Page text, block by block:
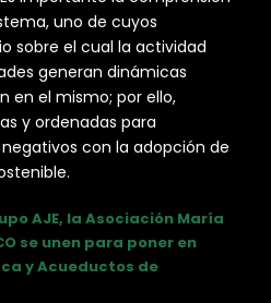
uno de cuyos
sobre el cual la actividad
generan dinámicas
en el mismo; por ello,
y ordenadas para
con la adopción de
AJE, la Asociación María
se unen para poner en
y Acueductos de